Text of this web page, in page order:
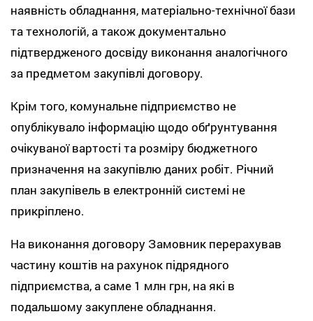
наявність обладнання, матеріально-технічної бази
та технологій, а також документально
підтвердженого досвіду виконання аналогічного
за предметом закупівлі договору.
Крім того, комунальне підприємство не
опублікувало інформацію щодо обґрунтування
очікуваної вартості та розміру бюджетного
призначення на закупівлю даних робіт. Річний
план закупівель в електронній системі не
прикріплено.
На виконання договору Замовник перерахував
частину коштів на рахунок підрядного
підприємства, а саме 1 млн грн, на які в
подальшому закуплене обладнання.